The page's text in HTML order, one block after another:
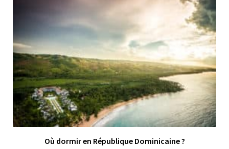
Où dormir en République Dominicaine ?